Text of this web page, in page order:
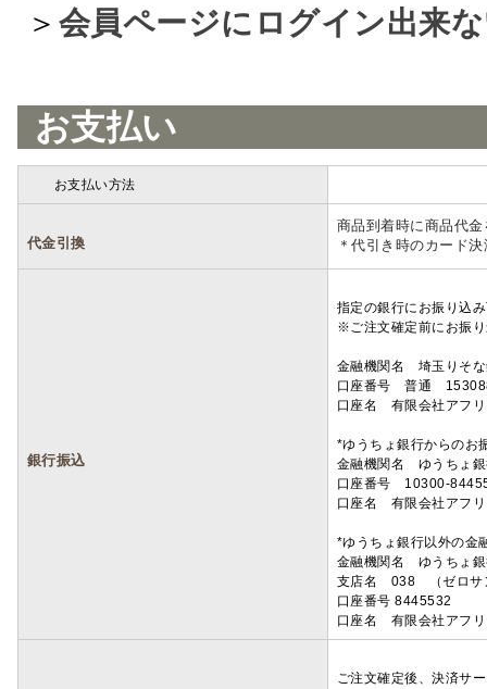
＞ 会員ページにログイン出来
お支払い
お支払い方法
代金引換
商品到着時に商品代
＊代引き時のカード
銀行振込
指定の銀行にお振り込
※ご注文確定前にお振
金融機関名 埼玉りそ
口座番号 普通
口座名 有限会社アフ
*ゆうちょ銀行からのお
金融機関名 ゆうちょ
口座番号 10300-
口座名 有限会社アフ
*ゆうちょ銀行以外の金
金融機関名 ゆうちょ
支店名 038 （ゼロサ
口座番号 8445532
口座名 有限会社アフ
ご注文確定後、決済サ